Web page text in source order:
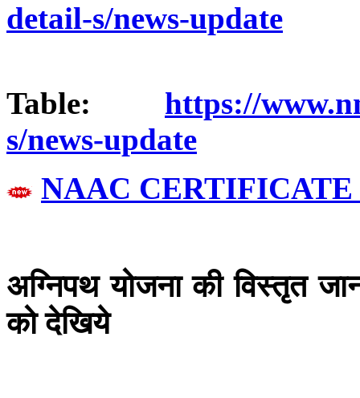
detail-s/news-update
Table: https://
s/news-update
NAAC CERTIFICATE
अग्निपथ योजना की विस्तृत
को देखिये